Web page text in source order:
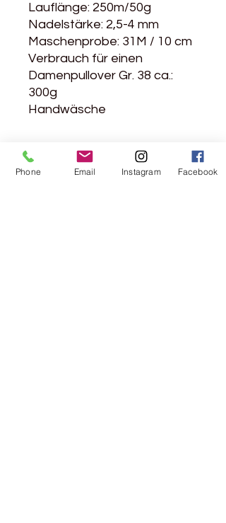
Lauflänge: 250m/50g
Nadelstärke: 2,5-4 mm
Maschenprobe: 31M / 10 cm
Verbrauch für einen
Damenpullover Gr. 38 ca.:
300g
Handwäsche
Diese Wolle ist ungefärbt
Phone Email Instagram Facebook